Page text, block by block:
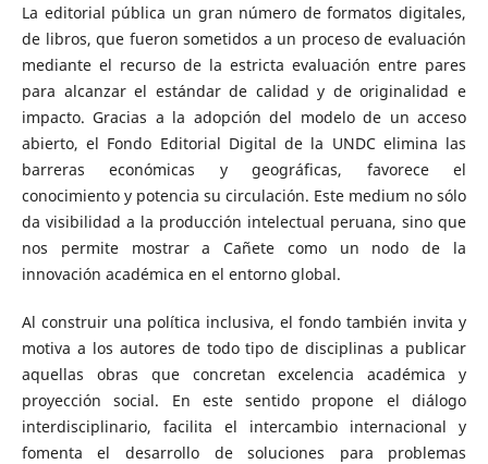
La editorial pública un gran número de formatos digitales,
de libros, que fueron sometidos a un proceso de evaluación
mediante el recurso de la estricta evaluación entre pares
para alcanzar el estándar de calidad y de originalidad e
impacto. Gracias a la adopción del modelo de un acceso
abierto, el Fondo Editorial Digital de la UNDC elimina las
barreras económicas y geográficas, favorece el
conocimiento y potencia su circulación. Este medium no sólo
da visibilidad a la producción intelectual peruana, sino que
nos permite mostrar a Cañete como un nodo de la
innovación académica en el entorno global.
Al construir una política inclusiva, el fondo también invita y
motiva a los autores de todo tipo de disciplinas a publicar
aquellas obras que concretan excelencia académica y
proyección social. En este sentido propone el diálogo
interdisciplinario, facilita el intercambio internacional y
fomenta el desarrollo de soluciones para problemas